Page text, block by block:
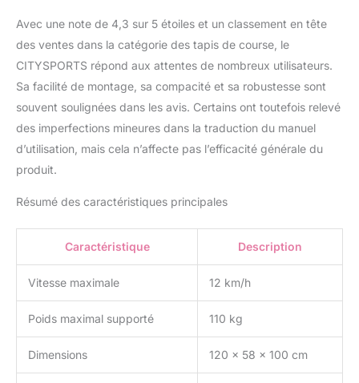
réduire le bruit. 【Pas
d'installation & Facile à
déplacer】 Le tapis de
nécessite aucune
installation et est prêt à
l'emploi dès le déballage.
Le tapis de course
déplacer grâce aux
roulettes de transport
situées sur la partie
inférieure. La main
courante peut être pliée
lorsqu'elle n'est pas
que le tapis de course
table pour un gain de
Avec une note de 4,3 sur 5 étoiles et un classement en tête
des ventes dans la catégorie des tapis de course, le
CITYSPORTS répond aux attentes de nombreux utilisateurs.
Sa facilité de montage, sa compacité et sa robustesse sont
souvent soulignées dans les avis. Certains ont toutefois relevé
des imperfections mineures dans la traduction du manuel
d’utilisation, mais cela n’affecte pas l’efficacité générale du
produit.
Résumé des caractéristiques principales
Caractéristique Description
Vitesse maximale 12 km/h
Poids maximal supporté 110 kg
Dimensions 120 x 58 x 100 cm